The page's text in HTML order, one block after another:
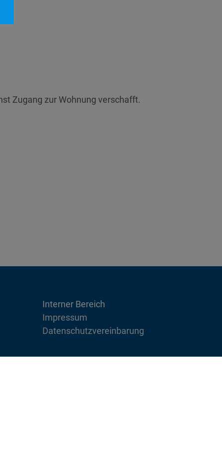
Zugang zur Wohnung verschafft.
Interner Bereich
Impressum
Datenschutzvereinbarung